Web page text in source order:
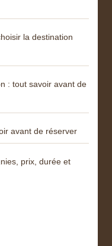
la destination
: tout savoir avant de
avant de réserver
prix, durée et